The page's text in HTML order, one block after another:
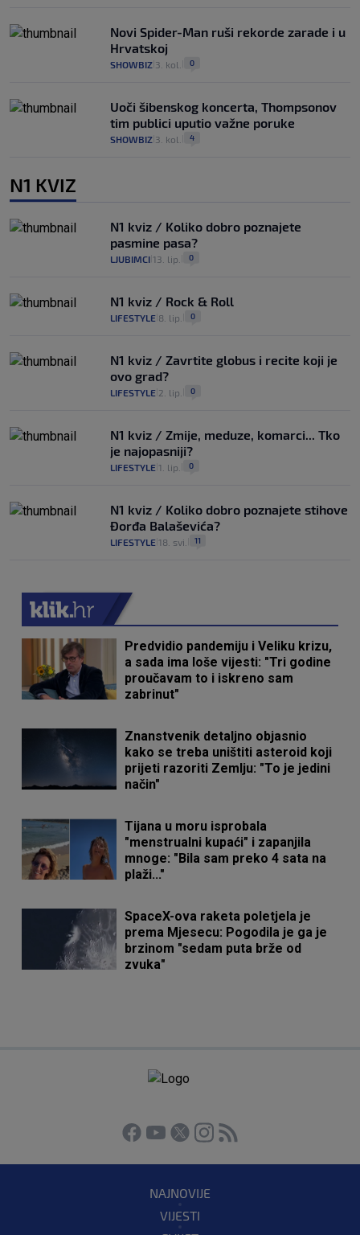
Novi Spider-Man ruši rekorde zarade i u
Hrvatskoj
SHOWBIZ 3. kol. 0
Uoči šibenskog koncerta, Thompsonov
tim publici uputio važne poruke
SHOWBIZ 3. kol. 4
N1 KVIZ
N1 kviz / Koliko dobro poznajete
pasmine pasa?
LJUBIMCI 13. lip. 0
N1 kviz / Rock & Roll
LIFESTYLE 8. lip. 0
N1 kviz / Zavrtite globus i recite koji je
ovo grad?
LIFESTYLE 2. lip. 0
N1 kviz / Zmije, meduze, komarci... Tko
je najopasniji?
LIFESTYLE 1. lip. 0
N1 kviz / Koliko dobro poznajete stihove
Đorđa Balaševića?
LIFESTYLE 18. svi. 11
Predvidio pandemiju i Veliku krizu,
a sada ima loše vijesti: "Tri godine
proučavam to i iskreno sam
zabrinut"
Znanstvenik detaljno objasnio
kako se treba uništiti asteroid koji
prijeti razoriti Zemlju: "To je jedini
način"
Tijana u moru isprobala
"menstrualni kupaći" i zapanjila
mnoge: "Bila sam preko 4 sata na
plaži..."
SpaceX-ova raketa poletjela je
prema Mjesecu: Pogodila je ga je
brzinom "sedam puta brže od
zvuka"
NAJNOVIJE
VIJESTI